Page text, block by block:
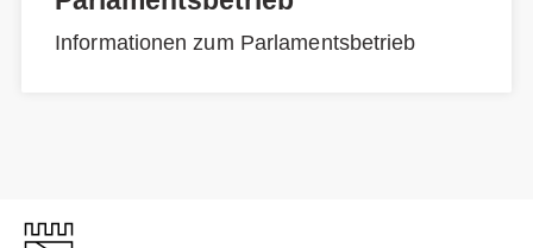
Informationen zum Parlamentsbetrieb